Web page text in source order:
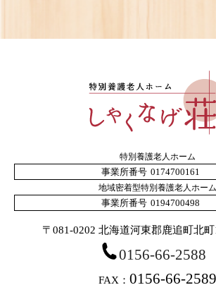
ペーパーレスに向けての取り組み
国内初！介護記録システムとナースコール
アロママッサージの取り組み
特別養護老人ホーム
事業所番号 0174700161
地域密着型特別養護老人ホーム
事業所番号 0194700498
〒081-0202 北海道河東郡鹿追町北
0156-66-2588
FAX： 0156-66-2589